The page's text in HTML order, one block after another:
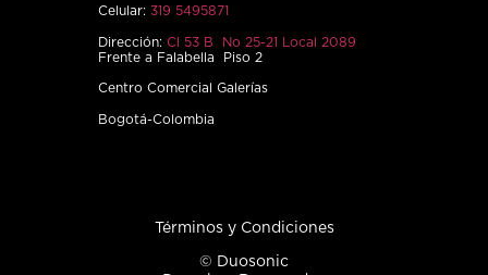
Celular: 319 5495871
Dirección: Cl 53 B No 25-21 Local 2089
Frente a Falabella Piso 2
Centro Comercial Galerías
Bogotá-Colombia
Términos y Condiciones
© Duosonic